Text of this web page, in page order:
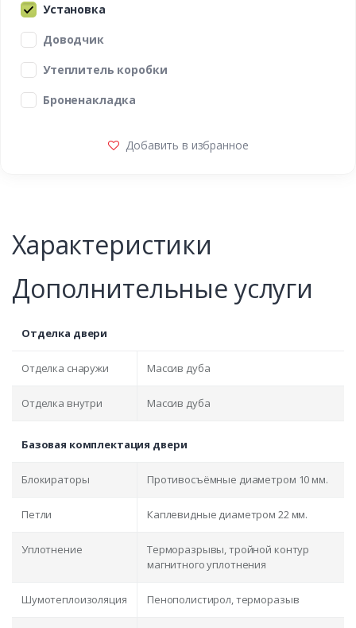
Установка
Доводчик
Утеплитель коробки
Броненакладка
Добавить в избранное
Характеристики
Дополнительные услуги
Отделка двери
Отделка снаружи Массив дуба
Отделка внутри Массив дуба
Базовая комплектация двери
Блокираторы Противосъёмные диаметром 10 мм.
Петли Каплевидные диаметром 22 мм.
Уплотнение
Терморазрывы, тройной контур
магнитного уплотнения
Шумотеплоизоляция Пенополистирол, терморазыв